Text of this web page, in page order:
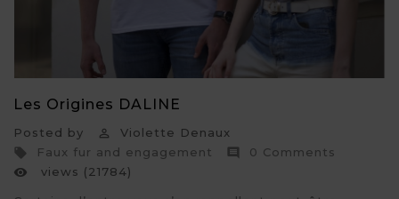
Les Origines DALINE
Posted by 
Violette Denaux

Faux fur and engagement 
0 Comments
 views (21784)